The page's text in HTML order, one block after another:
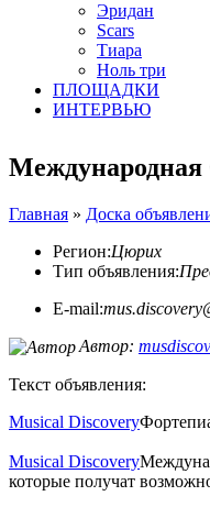
Эридан
Scars
Тиара
Ноль три
ПЛОЩАДКИ
ИНТЕРВЬЮ
Международная
Главная » Доска
Регион:Цюрих
Тип объявления:
E-mail:
Автор:
Текст объявления:
Musical Discovery
Musical Discovery
которые получат